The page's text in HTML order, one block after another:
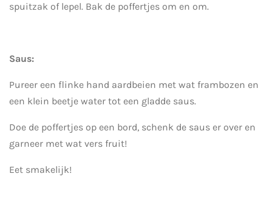
spuitzak of lepel. Bak de poffertjes om en om.
Saus:
Pureer een flinke hand aardbeien met wat frambozen en
een klein beetje water tot een gladde saus.
Doe de poffertjes op een bord, schenk de saus er over en
garneer met wat vers fruit!
Eet smakelijk!